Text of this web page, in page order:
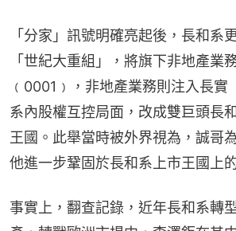
「分家」訊號明確亮起後，長和系
「世紀大重組」，將旗下非地產業
﹙0001﹚，非地產業務則注入長實
系內股權互控局面，改成雙巨頭長
王國。此舉當時被外界視為，誠哥
他進一步鞏固於長和系上市王國上
事實上，翻查記錄，近年長和系轉